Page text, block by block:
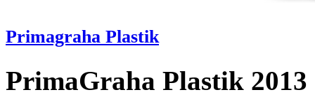
Primagraha Plastik
PrimaGraha Plastik 2013